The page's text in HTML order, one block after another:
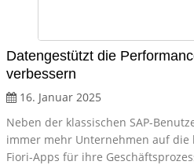
Datengestützt die
verbessern
16. Januar 2025
Neben der klassischen SAP-
immer mehr Unternehmen auf die
Fiori-Apps für ihre